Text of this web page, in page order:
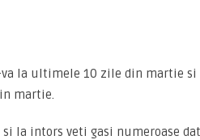
la ultimele 10 zile din martie si
martie.
si la intors veti gasi numeroase